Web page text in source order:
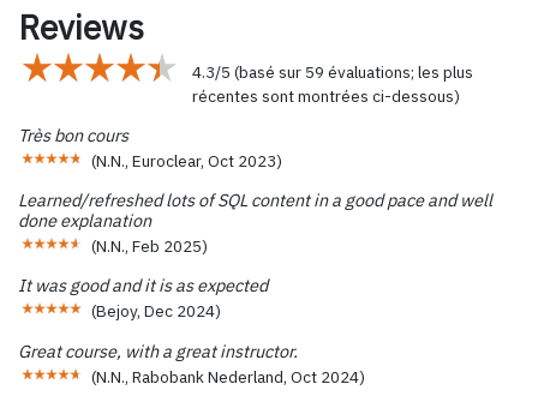
Reviews
4.3/5 (basé sur 59 évaluations; les plus
récentes sont montrées ci-dessous)
Très bon cours
(N.N., Euroclear, Oct 2023)
Learned/refreshed lots of SQL content in a good pace and well
done explanation
(N.N., Feb 2025)
It was good and it is as expected
(Bejoy, Dec 2024)
Great course, with a great instructor.
(N.N., Rabobank Nederland, Oct 2024)